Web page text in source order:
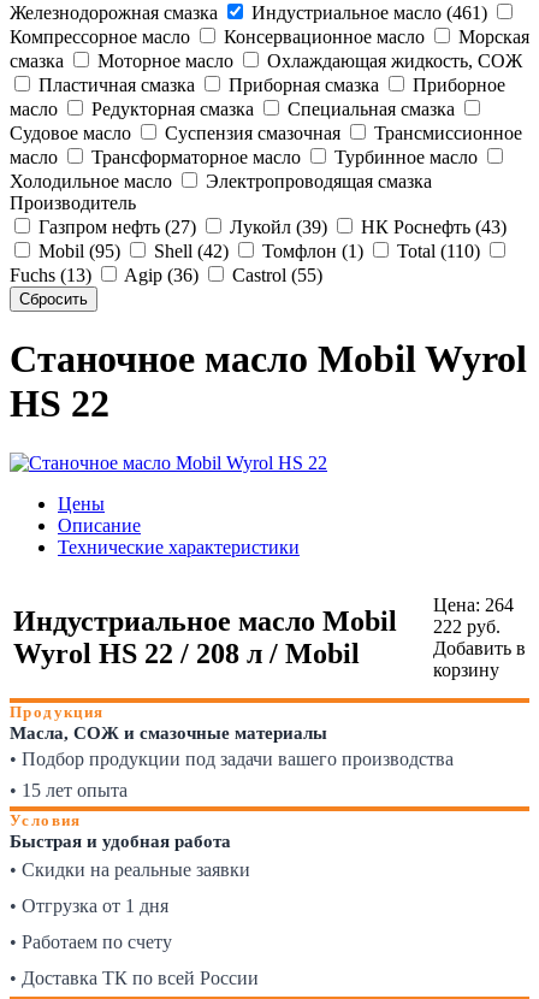
Железнодорожная смазка
Индустриальное масло (461)
Компрессорное масло
Консервационное масло
Морская
смазка
Моторное масло
Охлаждающая жидкость, СОЖ
Пластичная смазка
Приборная смазка
Приборное
масло
Редукторная смазка
Специальная смазка
Судовое масло
Суспензия смазочная
Трансмиссионное
масло
Трансформаторное масло
Турбинное масло
Холодильное масло
Электропроводящая смазка
Производитель
Газпром нефть (27)
Лукойл (39)
НК Роснефть (43)
Mobil (95)
Shell (42) Томфлон (1)
Total (110)
Fuchs (13)
Agip (36) Castrol (55)
Станочное масло Mobil Wyrol
HS 22
Цены
Описание
Технические характеристики
Индустриальное масло Mobil
Wyrol HS 22 / 208 л / Mobil
Цена: 264
222 руб.
Добавить в
корзину
Продукция
Масла, СОЖ и смазочные материалы
• Подбор продукции под задачи вашего производства
• 15 лет опыта
Условия
Быстрая и удобная работа
• Скидки на реальные заявки
• Отгрузка от 1 дня
• Работаем по счету
• Доставка ТК по всей России